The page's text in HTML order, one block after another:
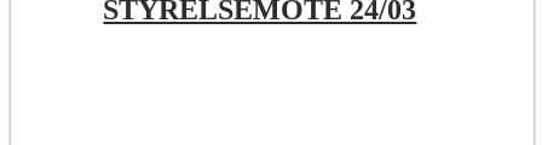
STYRELSEMÖTE 24/03